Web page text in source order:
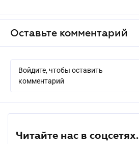
Оставьте комментарий
Войдите, чтобы оставить
комментарий
Читайте нас в соцсетях.